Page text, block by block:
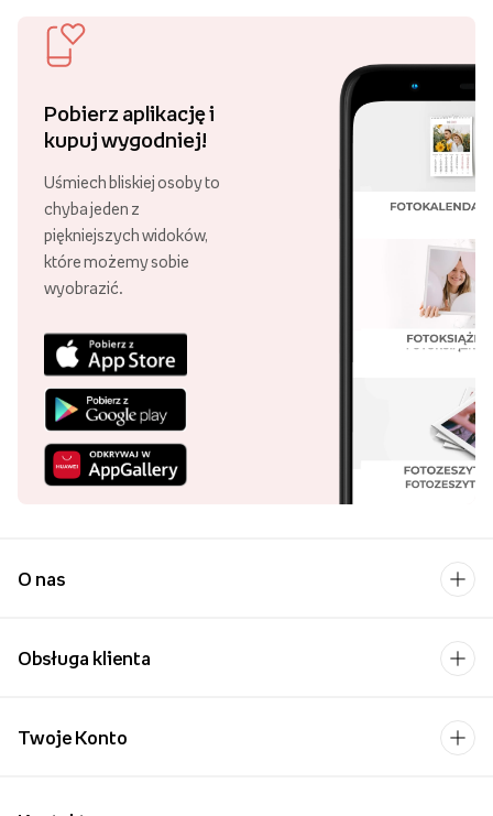
Pobierz aplikację i
kupuj wygodniej!
Uśmiech bliskiej osoby to
chyba jeden z
piękniejszych widoków,
które możemy sobie
wyobrazić.
O nas
Obsługa klienta
Twoje Konto